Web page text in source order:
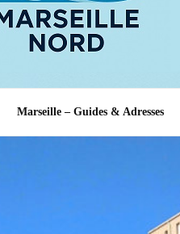
Marseille – Guides & Adresses